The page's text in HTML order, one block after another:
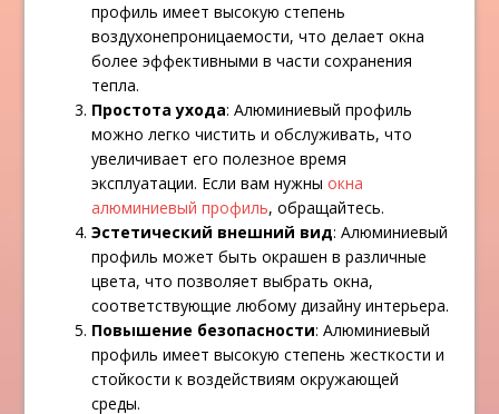
профиль имеет высокую степень
воздухонепроницаемости, что делает окна
более эффективными в части сохранения
тепла.
Простота ухода: Алюминиевый профиль
можно легко чистить и обслуживать, что
увеличивает его полезное время
эксплуатации. Если вам нужныокна
алюминиевый профиль, обращайтесь.
Эстетический внешний вид: Алюминиевый
профиль может быть окрашен в различные
цвета, что позволяет выбрать окна,
соответствующие любому дизайну интерьера.
Повышение безопасности: Алюминиевый
профиль имеет высокую степень жесткости и
стойкости к воздействиям окружающей
среды.